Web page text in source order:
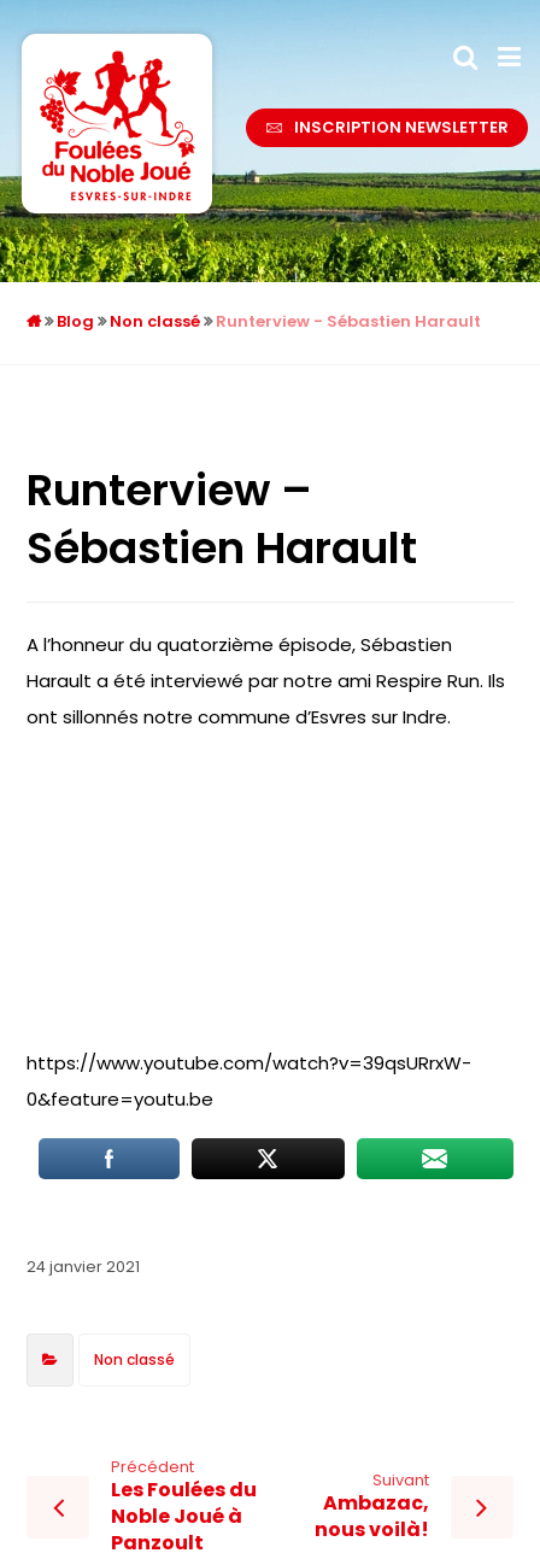
INSCRIPTION NEWSLETTER
Blog Non classé Runterview - Sébastien Harault
Runterview –
Sébastien Harault
A l’honneur du quatorzième épisode, Sébastien
Harault a été interviewé par notre ami Respire Run. Ils
ont sillonnés notre commune d’Esvres sur Indre.
https://www.youtube.com/watch?v=39qsURrxW-
0&feature=youtu.be
24 janvier 2021
Non classé
Précédent
Les Foulées du
Noble Joué à
Panzoult
Suivant
Ambazac,
nous voilà!